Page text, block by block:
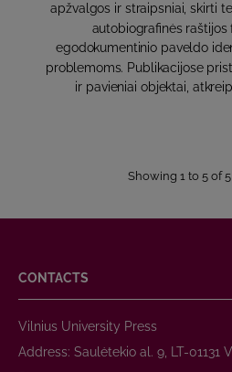
apžvalgos ir straipsniai, skirti
autobiografinės raštijos
egodokumentinio paveldo
problemoms. Publikacijose
ir pavieniai objektai,
Showing 1 to 5 of 5
CONTACTS
Vilnius University Press
Address: Saulėtekio al. 9, LT-01131